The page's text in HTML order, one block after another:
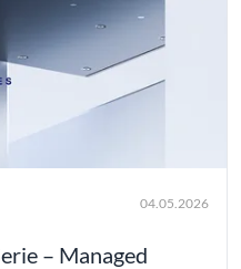
04.05.2026
– Managed